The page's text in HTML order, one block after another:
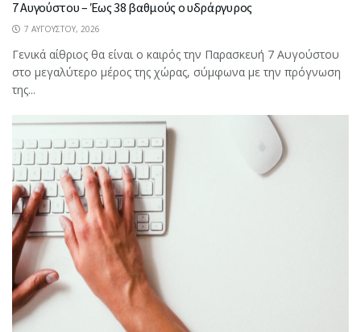
7 Αυγούστου – Έως 38 βαθμούς ο υδράργυρος
7 ΑΥΓΟΎΣΤΟΥ, 2026
Γενικά αίθριος θα είναι ο καιρός την Παρασκευή 7 Αυγούστου
στο μεγαλύτερο μέρος της χώρας, σύμφωνα με την πρόγνωση
της...